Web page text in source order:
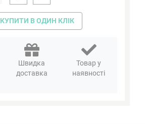
КУПИТИ В ОДИН КЛІК
Швидка
доставка
Товар у
наявності